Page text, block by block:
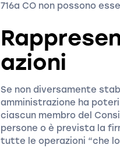
716a CO non possono
azioni
Se non diversamente
amministrazione ha
ciascun membro del
persone o è prevista la
tutte le operazioni “che